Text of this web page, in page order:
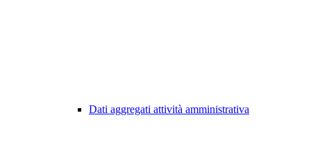
Dati aggregati attività amministrativa